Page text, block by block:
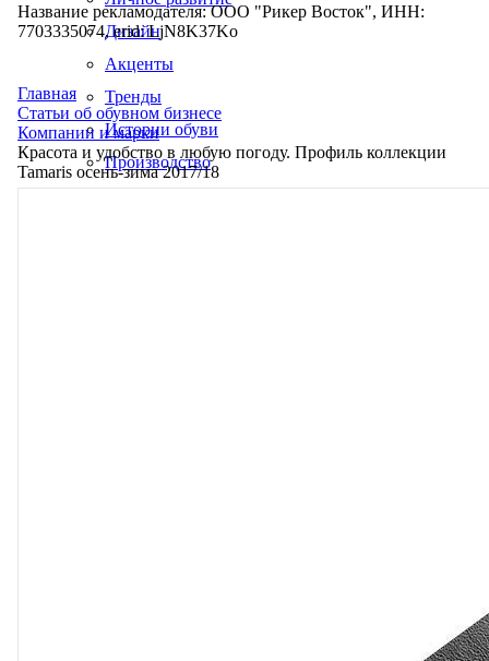
Дизайн
Акценты
Тренды
Истории обуви
Производство
Название рекламодателя: ООО "Рикер Восток", ИНН:
7703335074, erid: LjN8K37Ko
Главная
Статьи об обувном бизнесе
Компании и марки
Красота и удобство в любую погоду. Профиль коллекции
Tamaris осень-зима 2017/18